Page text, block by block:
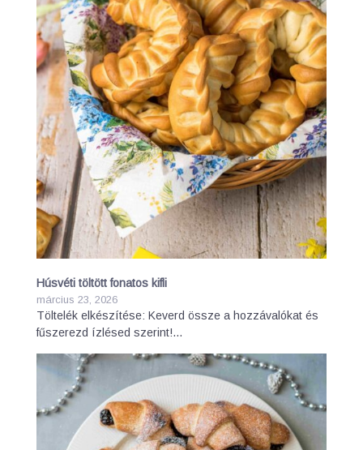
Húsvéti töltött fonatos kifli
március 23, 2026
Töltelék elkészítése: Keverd össze a hozzávalókat és
fűszerezd ízlésed szerint!…